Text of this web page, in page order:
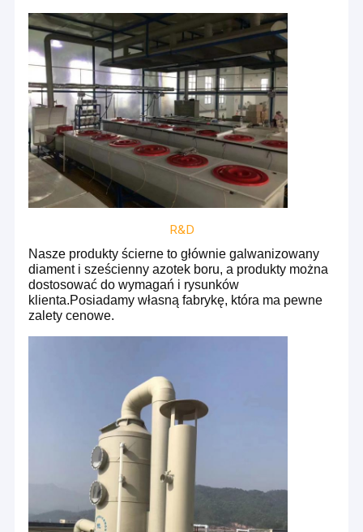
R&D
Nasze produkty ścierne to głównie galwanizowany
diament i sześcienny azotek boru, a produkty można
dostosować do wymagań i rysunków
klienta.Posiadamy własną fabrykę, która ma pewne
zalety cenowe.